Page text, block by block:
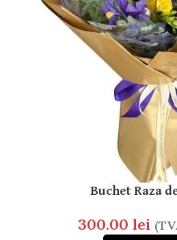
Buchet Raza
300.00 lei